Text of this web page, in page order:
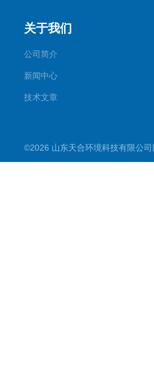
关于我们
公司简介
新闻中心
技术文章
©2026 山东天合环境科技有限公